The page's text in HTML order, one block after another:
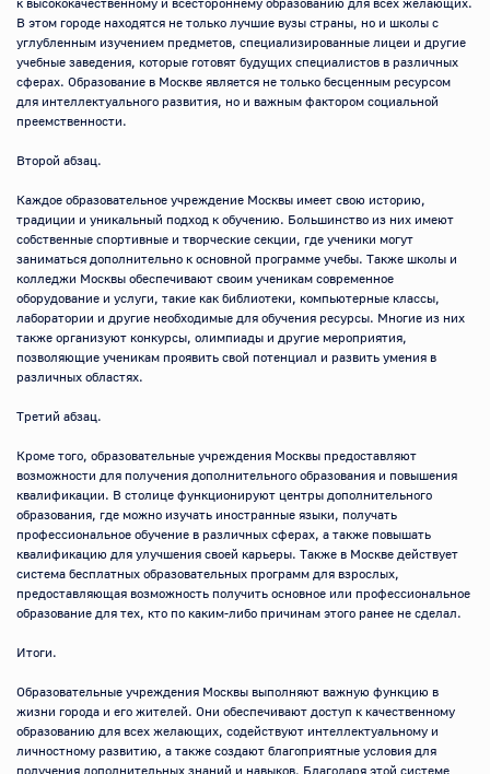
В этом городе находятся не только лучшие вузы страны, но и школы с
углубленным изучением предметов, специализированные лицеи и другие
учебные заведения, которые готовят будущих специалистов в различных
сферах. Образование в Москве является не только бесценным ресурсом
для интеллектуального развития, но и важным фактором социальной
преемственности.
Второй абзац.
Каждое образовательное учреждение Москвы имеет свою историю,
традиции и уникальный подход к обучению. Большинство из них имеют
собственные спортивные и творческие секции, где ученики могут
заниматься дополнительно к основной программе учебы. Также школы и
колледжи Москвы обеспечивают своим ученикам современное
оборудование и услуги, такие как библиотеки, компьютерные классы,
лаборатории и другие необходимые для обучения ресурсы. Многие из них
также организуют конкурсы, олимпиады и другие мероприятия,
позволяющие ученикам проявить свой потенциал и развить умения в
различных областях.
Третий абзац.
Кроме того, образовательные учреждения Москвы предоставляют
возможности для получения дополнительного образования и повышения
квалификации. В столице функционируют центры дополнительного
образования, где можно изучать иностранные языки, получать
профессиональное обучение в различных сферах, а также повышать
квалификацию для улучшения своей карьеры. Также в Москве действует
система бесплатных образовательных программ для взрослых,
предоставляющая возможность получить основное или профессиональное
образование для тех, кто по каким-либо причинам этого ранее не сделал.
Итоги.
Образовательные учреждения Москвы выполняют важную функцию в
жизни города и его жителей. Они обеспечивают доступ к качественному
образованию для всех желающих, содействуют интеллектуальному и
личностному развитию, а также создают благоприятные условия для
получения дополнительных знаний и навыков. Благодаря этой системе